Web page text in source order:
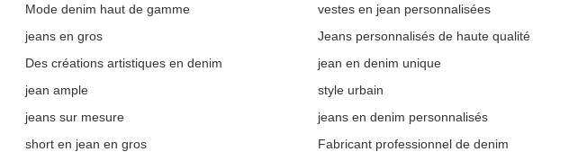
Mode denim haut de gamme
vestes en jean personnalisées
jeans en gros
Jeans personnalisés de haute qualité
Des créations artistiques en denim
jean en denim unique
jean ample
style urbain
jeans sur mesure
jeans en denim personnalisés
short en jean en gros
Fabricant professionnel de denim